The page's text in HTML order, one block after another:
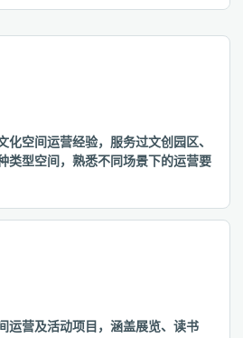
化空间运营经验，服务过文创园区、
类型空间，熟悉不同场景下的运营要
运营及活动项目，涵盖展览、读书